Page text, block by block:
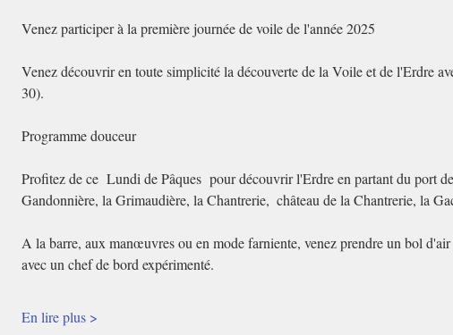
Venez participer à la première journée de voile de l'année 2025
Venez découvrir en toute simplicité la découverte de la Voile et de l'Erdre
30).
Programme douceur
Profitez de ce  Lundi de Pâques  pour découvrir l'Erdre en partant du port
Gandonnière, la Grimaudière, la Chantrerie,  château de la Chantrerie, la
A la barre, aux manœuvres ou en mode farniente, venez prendre un bol
avec un chef de bord expérimenté.
En lire plus >